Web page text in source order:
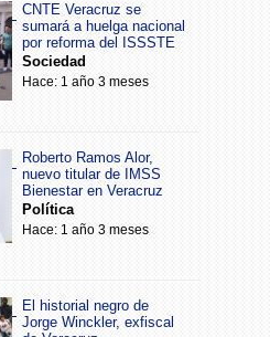
CNTE Veracruz se
sumará a huelga nacional
por reforma del ISSSTE
Sociedad
Hace: 1 año 3 meses
Roberto Ramos Alor,
nuevo titular de IMSS
Bienestar en Veracruz
Política
Hace: 1 año 3 meses
El historial negro de
Jorge Winckler, exfiscal